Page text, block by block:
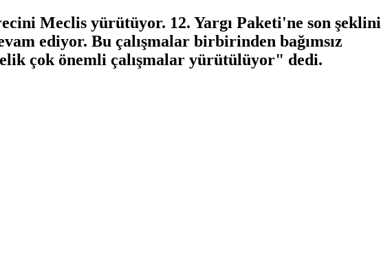
Meclis yürütüyor. 12. Yargı Paketi'ne son şeklini
ediyor. Bu çalışmalar birbirinden bağımsız
çok önemli çalışmalar yürütülüyor" dedi.